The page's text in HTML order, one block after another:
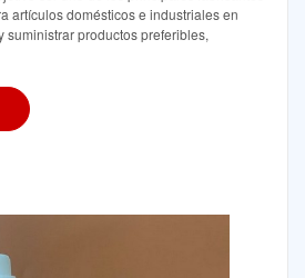
artículos domésticos e industriales en
suministrar productos preferibles,